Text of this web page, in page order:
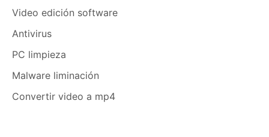
Video edición software
Antivirus
PC limpieza
Malware liminación
Convertir video a mp4